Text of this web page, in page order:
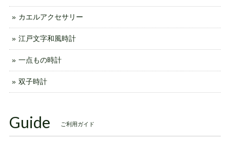
カエルアクセサリー
江戸文字和風時計
一点もの時計
双子時計
Guide ご利用ガイド